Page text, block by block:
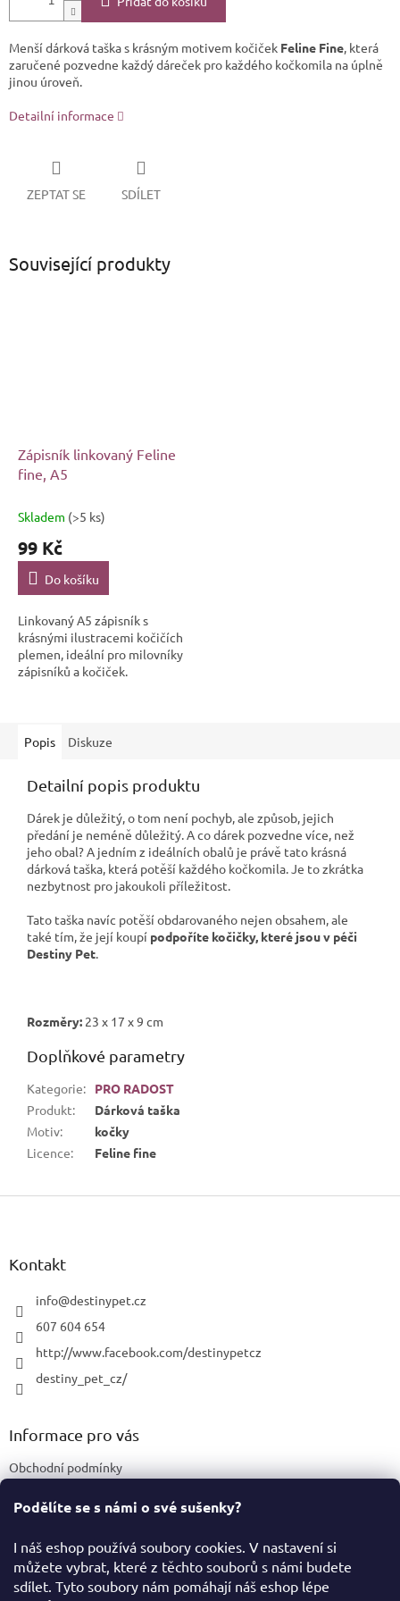
Podělíte se s námi o své sušenky?
I náš eshop používá soubory cookies. V nastavení si
můžete vybrat, které z těchto souborů s námi budete
sdílet. Tyto soubory nám pomáhají náš eshop lépe
Menší dárková taška s krásným motivem kočiček Feline Fine, která
zaručené pozvedne každý dáreček pro každého kočkomila na úplně
jinou úroveň.
Detailní informace
ZEPTAT SE SDÍLET
Související produkty
Zápisník linkovaný Feline
fine, A5
Skladem (>5 ks)
99 Kč
Do košíku
Linkovaný A5 zápisník s
krásnými ilustracemi kočičích
plemen, ideální pro milovníky
zápisníků a kočiček.
Popis Diskuze
Detailní popis produktu
Dárek je důležitý, o tom není pochyb, ale způsob, jejich
předání je neméně důležitý. A co dárek pozvedne více, než
jeho obal? A jedním z ideálních obalů je právě tato krásná
dárková taška, která potěší každého kočkomila. Je to zkrátka
nezbytnost pro jakoukoli příležitost.
Tato taška navíc potěší obdarovaného nejen obsahem, ale
také tím, že její koupí podpoříte kočičky, které jsou v péči
Destiny Pet.
Rozměry: 23 x 17 x 9 cm
Doplňkové parametry
Kategorie:
PRO RADOST
Produkt:
Dárková taška
Motiv:
kočky
Licence: Feline fine
Z
Kontakt
info@destinypet.cz
607 604 654
http://www.facebook.com/destinypetcz
destiny_pet_cz/
Informace pro vás
Obchodní podmínky
Certifikace a označení produktů
Facebook